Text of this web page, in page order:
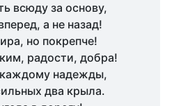
всюду за основу,
а не назад!
но покрепче!
радости, добра!
надежды,
два крыла.